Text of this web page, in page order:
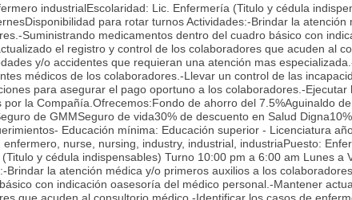
industrialEscolaridad: Lic. Enfermería (Titulo y cédula
para rotar turnos Actividades:-Brindar la
Suministrando medicamentos dentro del cuadro básico con
el registro y control de los colaboradores que acuden al
y/o accidentes que requieran una atención mas
médicos de los colaboradores.-Llevar un control de las
para asegurar el pago oportuno a los colaboradores.-
por la Compañía.Ofrecemos:Fondo de ahorro del 7.5%Aguinaldo
de GMMSeguro de vida30% de descuento en Salud
Educación mínima: Educación superior - Licenciatura
nurse, nursing, industry, industrial, industriaPuesto:
y cédula indispensables) Turno 10:00 pm a 6:00 am Lunes a
Brindar la atención médica y/o primeros auxilios a los
con indicación oasesoría del médico personal.-Mantener
que acuden al consultorio médico.-Identificar los casos de